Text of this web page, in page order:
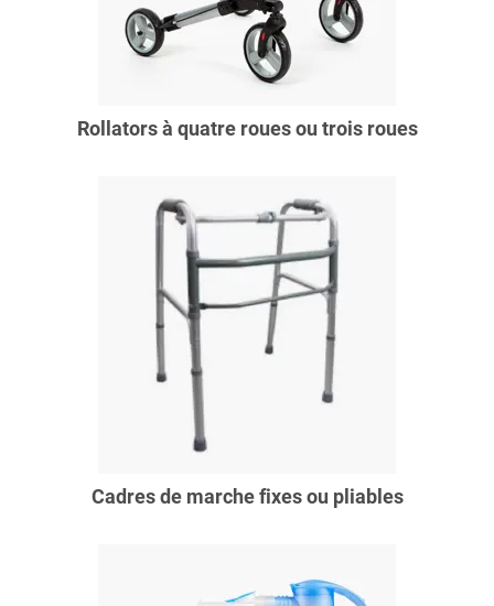
Rollators à quatre roues ou trois roues
Cadres de marche fixes ou pliables